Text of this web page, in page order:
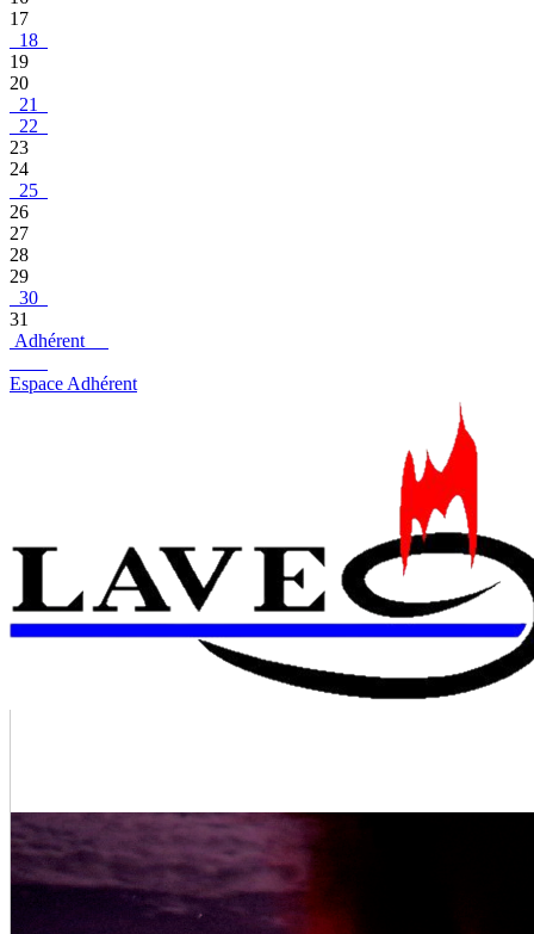
17
18
19
20
21
22
23
24
25
26
27
28
29
30
31
Adhérent
Espace Adhérent